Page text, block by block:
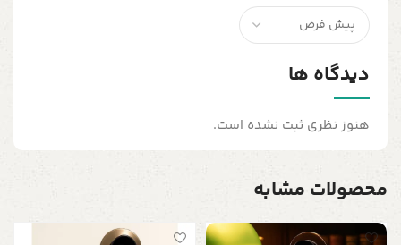
دیدگاه ها
هنوز نظری ثبت نشده است.
محصولات مشابه